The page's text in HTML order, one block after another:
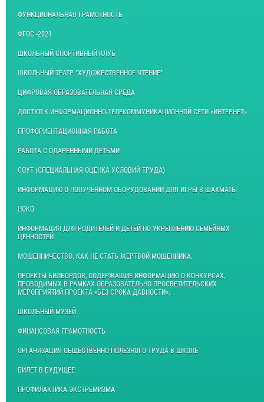
ФУНКЦИОНАЛЬНАЯ ГРАМОТНОСТЬ
ФГОС -2021
ШКОЛЬНЫЙ СПОРТИВНЫЙ КЛУБ
ШКОЛЬНЫЙ ТЕАТР "ХУДОЖЕСТВЕННОЕ ЧТЕНИЕ"
ЦИФРОВАЯ ОБРАЗОВАТЕЛЬНАЯ СРЕДА
ДОСТУП К ИНФОРМАЦИОННО-ТЕЛЕКОММУНИКАЦИОННОЙ СЕТИ «ИНТЕРНЕТ»
ПРОФОРИЕНТАЦИОННАЯ РАБОТА
РАБОТА С ОДАРЁННЫМИ ДЕТЬМИ
СОУТ (СПЕЦИАЛЬНАЯ ОЦЕНКА УСЛОВИЙ ТРУДА)
ИНФОРМАЦИЮ О ПОЛУЧЕННОМ ОБОРУДОВАНИИ ДЛЯ ИГРЫ В ШАХМАТЫ
НОКО
ИНФОРМАЦИЯ ДЛЯ РОДИТЕЛЕЙ И ДЕТЕЙ ПО УКРЕПЛЕНИЮ СЕМЕЙНЫХ
ЦЕННОСТЕЙ
МОШЕННИЧЕСТВО. КАК НЕ СТАТЬ ЖЕРТВОЙ МОШЕННИКА.
ПРОЕКТЫ БИЛБОРДОВ, СОДЕРЖАЩИЕ ИНФОРМАЦИЮ О КОНКУРСАХ,
ПРОВОДИМЫХ В РАМКАХ ОБРАЗОВАТЕЛЬНО ПРОСВЕТИТЕЛЬСКИХ
МЕРОПРИЯТИЙ ПРОЕКТА «БЕЗ СРОКА ДАВНОСТИ».
ШКОЛЬНЫЙ МУЗЕЙ
ФИНАНСОВАЯ ГРАМОТНОСТЬ
ОРГАНИЗАЦИЯ ОБЩЕСТВЕННО-ПОЛЕЗНОГО ТРУДА В ШКОЛЕ
БИЛЕТ В БУДУЩЕЕ
ПРОФИЛАКТИКА ЭКСТРЕМИЗМА